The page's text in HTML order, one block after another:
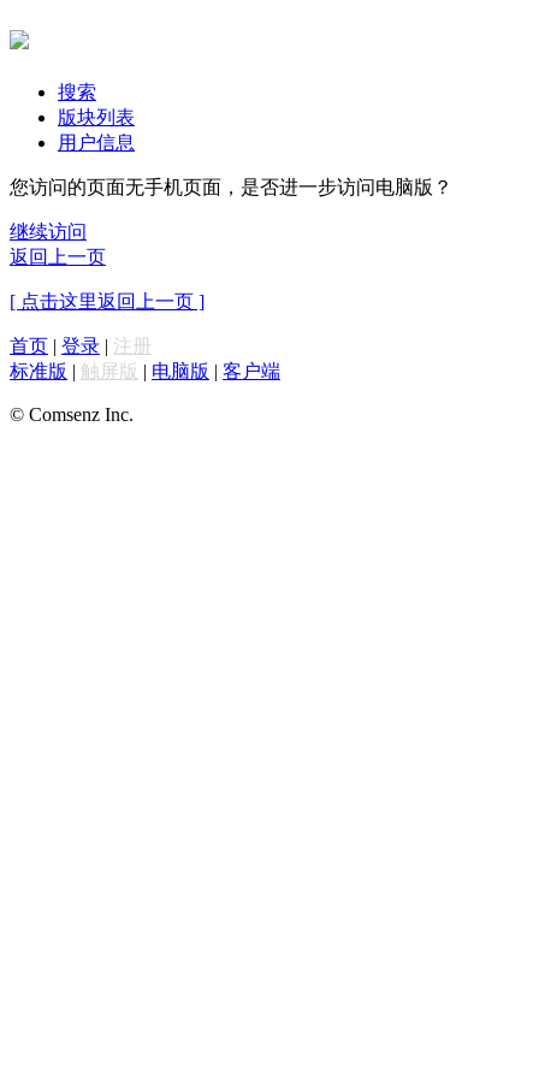
搜索
版块列表
用户信息
您访问的页面无手机页面，是否进一步访问电脑版？
继续访问
返回上一页
[ 点击这里返回上一页 ]
首页 | 登录 | 注册
标准版 | 触屏版 | 电脑版 | 客户端
© Comsenz Inc.